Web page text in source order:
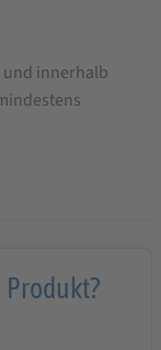
und innerhalb
Produkt?